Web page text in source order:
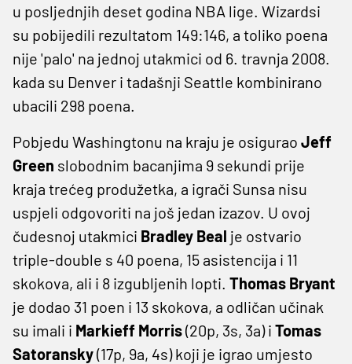
u posljednjih deset godina NBA lige. Wizardsi
su pobijedili rezultatom 149:146, a toliko poena
nije 'palo' na jednoj utakmici od 6. travnja 2008.
kada su Denver i tadašnji Seattle kombinirano
ubacili 298 poena.
Pobjedu Washingtonu na kraju je osigurao Jeff
Green slobodnim bacanjima 9 sekundi prije
kraja trećeg produžetka, a igrači Sunsa nisu
uspjeli odgovoriti na još jedan izazov. U ovoj
čudesnoj utakmici Bradley Beal je ostvario
triple-double s 40 poena, 15 asistencija i 11
skokova, ali i 8 izgubljenih lopti. Thomas Bryant
je dodao 31 poen i 13 skokova, a odličan učinak
su imali i Markieff Morris(20p, 3s, 3a) i Tomas
Satoransky(17p, 9a, 4s) koji je igrao umjesto